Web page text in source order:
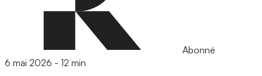
Abonné
6 mai 2026 - 12 min